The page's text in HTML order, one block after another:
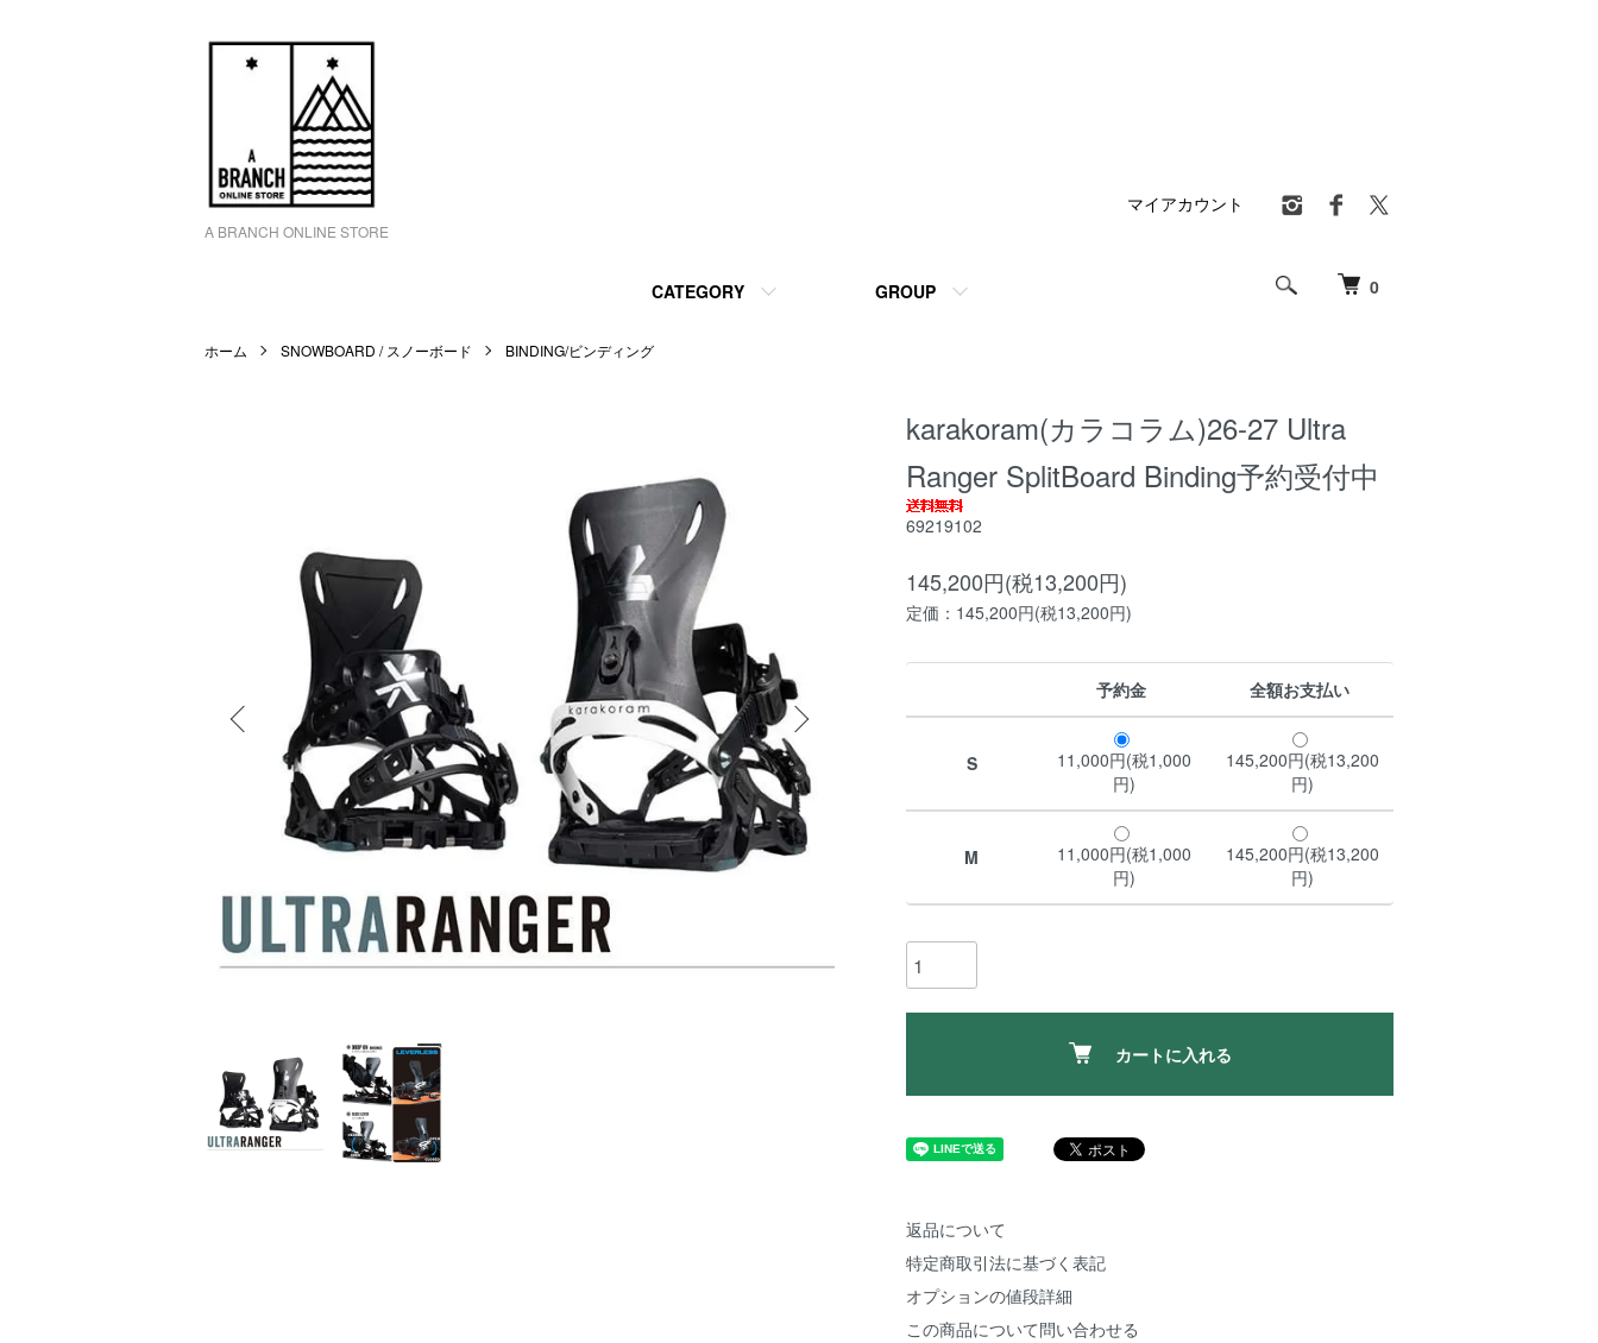
A BRANCH ONLINE STORE
0
CATEGORY GROUP
マイアカウント
ホーム SNOWBOARD / スノーボード BINDING/ビンディング
karakoram(カラコラム)26-27 Ultra
Ranger SplitBoard Binding予約受付中
69219102
145,200円(税13,200円)
定価：145,200円(税13,200円)
予約金 全額お支払い
S
11,000円(税1,000
円)
145,200円(税13,200
円)
M
11,000円(税1,000
円)
145,200円(税13,200
円)
カートに入れる
返品について
特定商取引法に基づく表記
オプションの値段詳細
この商品について問い合わせる